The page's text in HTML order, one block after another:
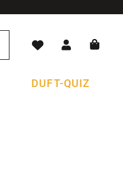
DUFT-QUIZ